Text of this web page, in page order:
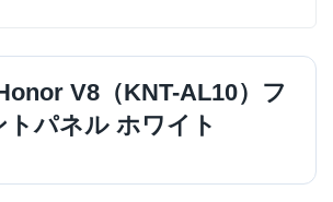
V8（KNT-AL10）フ
トパネル ホワイト